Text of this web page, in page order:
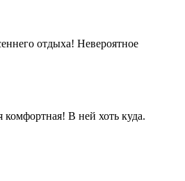
отдыха! Невероятное
В ней хоть куда.